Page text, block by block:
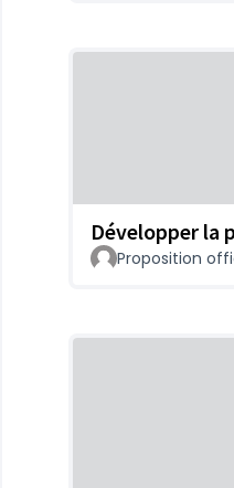
Développer la
Proposition